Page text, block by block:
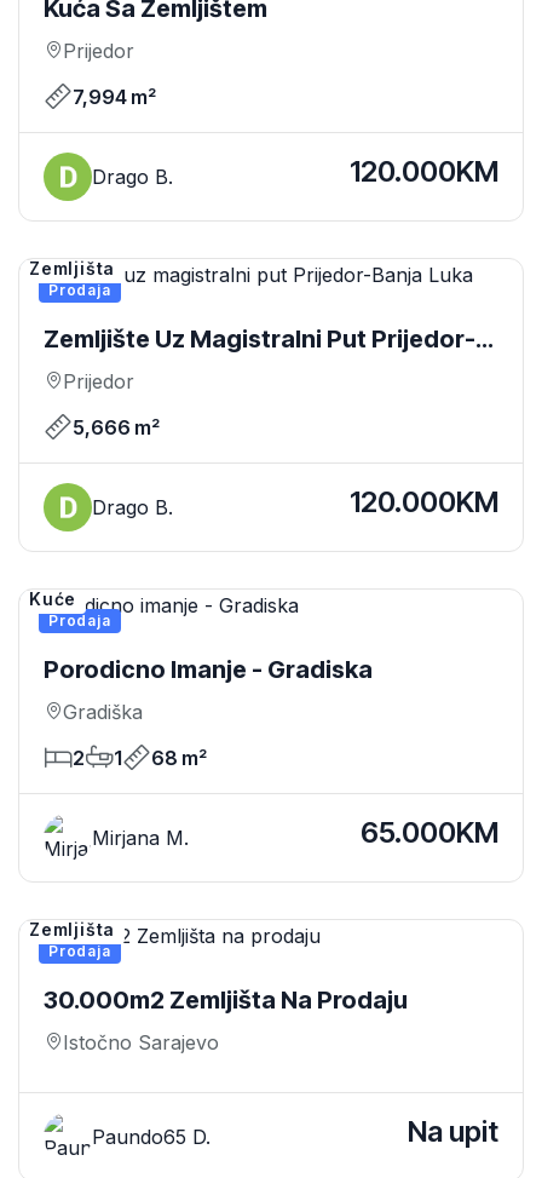
Kuća Sa Zemljištem
Prijedor
7,994 m²
Drago B. 120.000KM
Prodaja
Zemljišta
Zemljište Uz Magistralni Put Prijedor-
Banja Luka
Prijedor
5,666 m²
Drago B. 120.000KM
Prodaja
Kuće
Porodicno Imanje - Gradiska
Gradiška
2
1 68 m²
Mirjana M. 65.000KM
Prodaja
Zemljišta
30.000m2 Zemljišta Na Prodaju
Istočno Sarajevo
Paundo65 D. Na upit